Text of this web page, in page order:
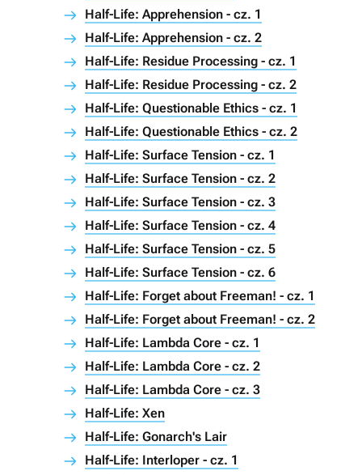
Half-Life: Apprehension - cz. 1
Half-Life: Apprehension - cz. 2
Half-Life: Residue Processing - cz. 1
Half-Life: Residue Processing - cz. 2
Half-Life: Questionable Ethics - cz. 1
Half-Life: Questionable Ethics - cz. 2
Half-Life: Surface Tension - cz. 1
Half-Life: Surface Tension - cz. 2
Half-Life: Surface Tension - cz. 3
Half-Life: Surface Tension - cz. 4
Half-Life: Surface Tension - cz. 5
Half-Life: Surface Tension - cz. 6
Half-Life: Forget about Freeman! - cz. 1
Half-Life: Forget about Freeman! - cz. 2
Half-Life: Lambda Core - cz. 1
Half-Life: Lambda Core - cz. 2
Half-Life: Lambda Core - cz. 3
Half-Life: Xen
Half-Life: Gonarch's Lair
Half-Life: Interloper - cz. 1